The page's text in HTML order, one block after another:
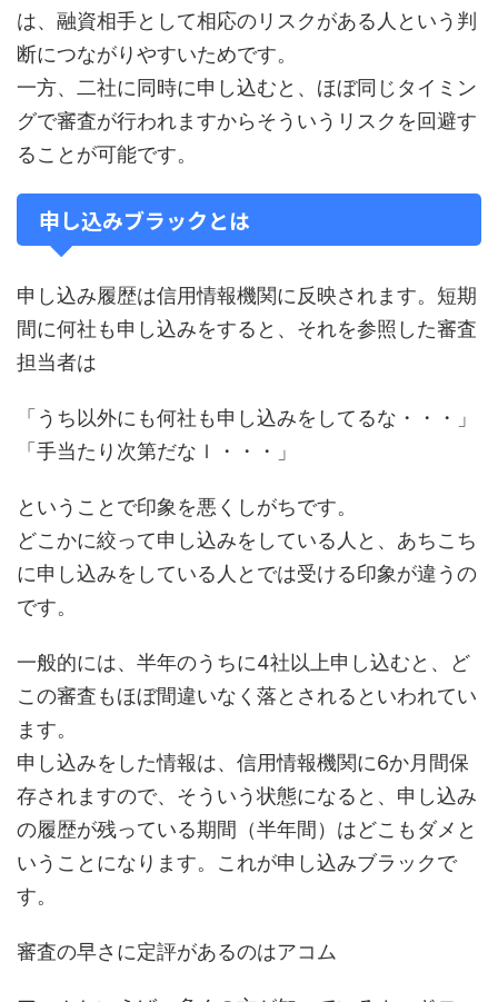
は、融資相手として相応のリスクがある人という判
断につながりやすいためです。
一方、二社に同時に申し込むと、ほぼ同じタイミン
グで審査が行われますからそういうリスクを回避す
ることが可能です。
申し込みブラックとは
申し込み履歴は信用情報機関に反映されます。短期
間に何社も申し込みをすると、それを参照した審査
担当者は
「うち以外にも何社も申し込みをしてるな・・・」
「手当たり次第だなｌ・・・」
ということで印象を悪くしがちです。
どこかに絞って申し込みをしている人と、あちこち
に申し込みをしている人とでは受ける印象が違うの
です。
一般的には、半年のうちに4社以上申し込むと、ど
この審査もほぼ間違いなく落とされるといわれてい
ます。
申し込みをした情報は、信用情報機関に6か月間保
存されますので、そういう状態になると、申し込み
の履歴が残っている期間（半年間）はどこもダメと
いうことになります。これが申し込みブラックで
す。
審査の早さに定評があるのはアコム